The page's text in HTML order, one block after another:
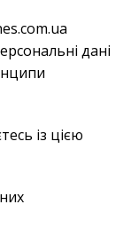
дані
із цією